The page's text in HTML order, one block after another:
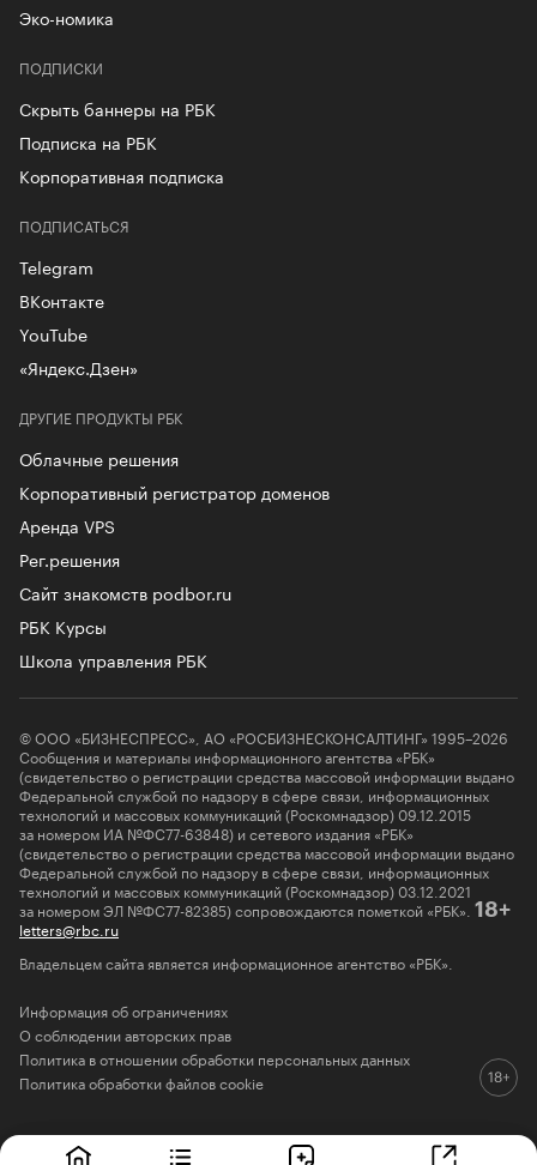
Эко-номика
ПОДПИСКИ
Скрыть баннеры на РБК
Подписка на РБК
Корпоративная подписка
ДРУГИЕ ПРОДУКТЫ РБК
Облачные решения
Корпоративный регистратор доменов
Аренда VPS
Рег.решения
Сайт знакомств podbor.ru
РБК Курсы
Школа управления РБК
ПОДПИСАТЬСЯ
Telegram
ВКонтакте
YouTube
«Яндекс.Дзен»
© ООО «БИЗНЕСПРЕСС», АО «РОСБИЗНЕСКОНСАЛТИНГ» 1995–2026
Сообщения и материалы информационного агентства «РБК»
(свидетельство о регистрации средства массовой информации выдано
Федеральной службой по надзору в сфере связи, информационных
технологий и массовых коммуникаций (Роскомнадзор) 09.12.2015
за номером ИА №ФС77-63848) и сетевого издания «РБК»
(свидетельство о регистрации средства массовой информации выдано
Федеральной службой по надзору в сфере связи, информационных
технологий и массовых коммуникаций (Роскомнадзор) 03.12.2021
за номером ЭЛ №ФС77-82385) сопровождаются пометкой «РБК». 18+
letters@rbc.ru
Владельцем сайта является информационное агентство «РБК».
Информация об ограничениях
О соблюдении авторских прав
Политика в отношении обработки персональных данных
Политика обработки файлов cookie